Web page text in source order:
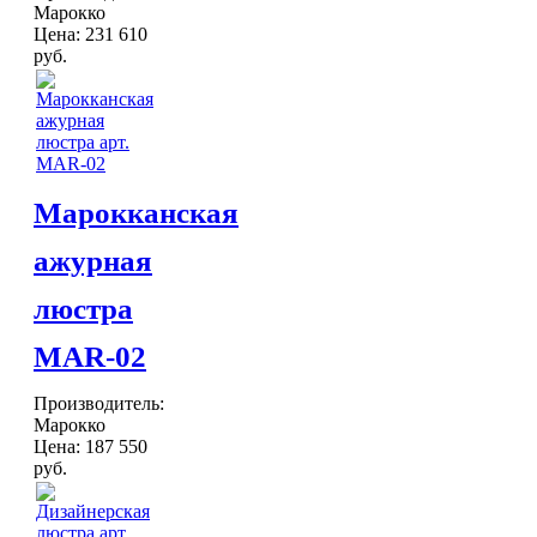
Шерстяные
ПОСУДА
Тажины
Наборы чайные и кофейные
фруктовницы
ДОСТАВКА и ОПЛАТА
Марокко
Цена: 231 610
руб.
Марокканская
ажурная
люстра
MAR-02
Производитель:
Марокко
Цена: 187 550
руб.